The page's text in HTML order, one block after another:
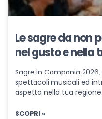
Le sagre da non
nel gusto e nella
Sagre in Campania
spettacoli musicali ed
aspetta nella tua regione.
SCOPRI »